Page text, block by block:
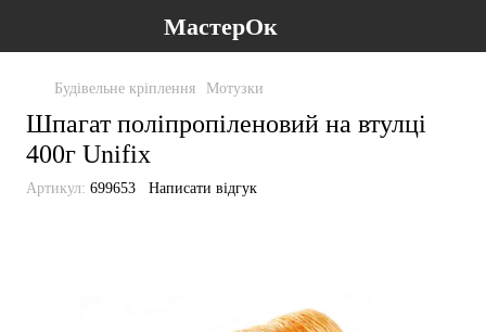
МастерОк
Будівельне кріплення Мотузки
Шпагат поліпропіленовий на втулці
400г Unifix
Артикул: 699653 Написати відгук